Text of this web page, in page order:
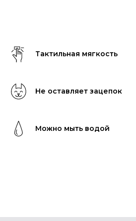
Тактильная мягкость
Не оставляет зацепок
Можно мыть водой